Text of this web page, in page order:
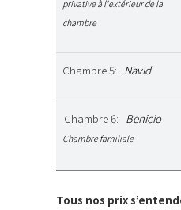
privative à l'extérieur de la
chambre
Chambre 5: Navid
Chambre 6: Benicio
Chambre familiale
Tous nos prix